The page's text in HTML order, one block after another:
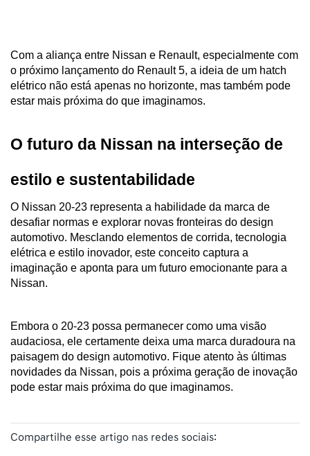
Com a aliança entre Nissan e Renault, especialmente com
o próximo lançamento do Renault 5, a ideia de um hatch
elétrico não está apenas no horizonte, mas também pode
estar mais próxima do que imaginamos.
O futuro da Nissan na interseção de
estilo e sustentabilidade
O Nissan 20-23 representa a habilidade da marca de
desafiar normas e explorar novas fronteiras do design
automotivo. Mesclando elementos de corrida, tecnologia
elétrica e estilo inovador, este conceito captura a
imaginação e aponta para um futuro emocionante para a
Nissan.
Embora o 20-23 possa permanecer como uma visão
audaciosa, ele certamente deixa uma marca duradoura na
paisagem do design automotivo. Fique atento às últimas
novidades da Nissan, pois a próxima geração de inovação
pode estar mais próxima do que imaginamos.
Compartilhe esse artigo nas redes sociais: